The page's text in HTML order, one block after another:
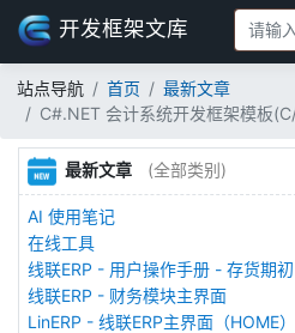
开发框架文库
站点导航 首页
最新文章
C#.NET 会计系统开发框架模板
最新文章 (全部类别)
AI 使用笔记
在线工具
线联ERP - 用户操作手册 - 存货期初
线联ERP - 财务模块主界面
LinERP - 线联ERP主界面（HOME）